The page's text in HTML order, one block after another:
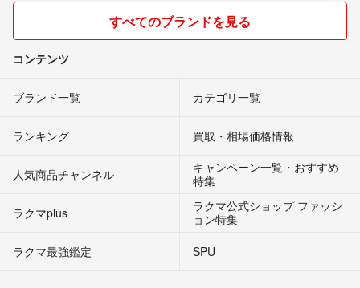
すべてのブランドを見る
コンテンツ
ブランド一覧 カテゴリ一覧
ランキング 買取・相場価格情報
人気商品チャンネル
キャンペーン一覧・おすすめ
特集
ラクマplus
ラクマ公式ショップ ファッシ
ョン特集
ラクマ最強鑑定
SPU